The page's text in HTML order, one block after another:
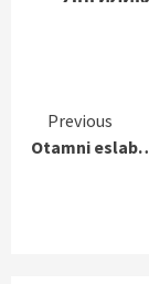
Reading
Previous
Otamni